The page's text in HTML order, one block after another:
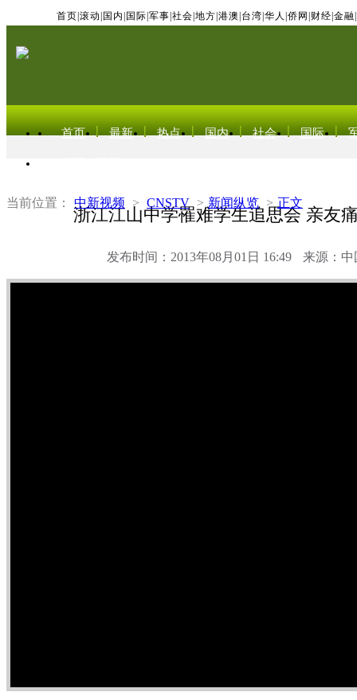
首页 滚动 国内 国际 军事 社会 地方 港澳 台湾 华人 侨网 财经 金融
首页 最新 热点 国内 社会 国际
当前位置： 中新视频 > CNSTV > 新闻纵览 > 正文
浙江江山中学罹难学生追思会 亲友
发布时间：2013年08月01日 16:49 来源：中